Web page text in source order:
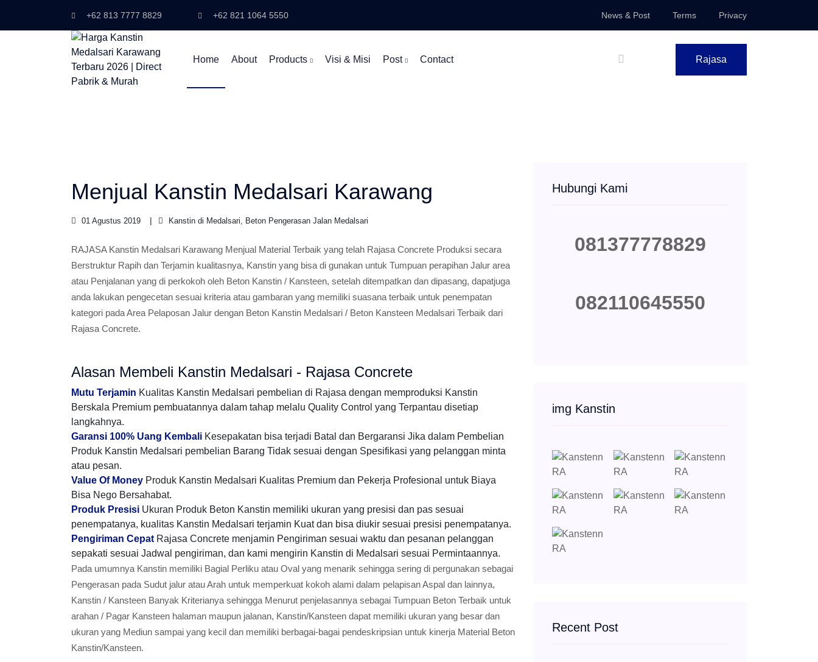
+62 813 7777 8829 +62 821 1064 5550 News & Post Terms Privacy
Home About Products Visi & Misi Post Contact Rajasa
Menjual Kanstin Medalsari Karawang
01 Agustus 2019 Kanstin di Medalsari, Beton Pengerasan Jalan Medalsari
RAJASA Kanstin Medalsari Karawang Menjual Material Terbaik yang telah Rajasa Concrete Produksi secara
Berstruktur Rapih dan Terjamin kualitasnya, Kanstin yang bisa di gunakan untuk Tumpuan perapihan Jalur area
atau Penjalanan yang di perkokoh oleh Beton Kanstin / Kansteen, setelah ditempatkan dan dipasang, dapatjuga
anda lakukan pengecetan sesuai kriteria atau gambaran yang memiliki suasana terbaik untuk penempatan
kategori pada Area Pelaposan Jalur dengan Beton Kanstin Medalsari / Beton Kansteen Medalsari Terbaik dari
Rajasa Concrete.
Alasan Membeli Kanstin Medalsari - Rajasa Concrete
Mutu Terjamin Kualitas Kanstin Medalsari pembelian di Rajasa dengan memproduksi Kanstin
Berskala Premium pembuatannya dalam tahap melalu Quality Control yang Terpantau disetiap
langkahnya.
Garansi 100% Uang Kembali Kesepakatan bisa terjadi Batal dan Bergaransi Jika dalam Pembelian
Produk Kanstin Medalsari pembelian Barang Tidak sesuai dengan Spesifikasi yang pelanggan minta
atau pesan.
Value Of Money Produk Kanstin Medalsari Kualitas Premium dan Pekerja Profesional untuk Biaya
Bisa Nego Bersahabat.
Produk Presisi Ukuran Produk Beton Kanstin memiliki ukuran yang presisi dan pas sesuai
penempatanya, kualitas Kanstin Medalsari terjamin Kuat dan bisa diukir sesuai presisi penempatanya.
Pengiriman Cepat Rajasa Concrete menjamin Pengiriman sesuai waktu dan pesanan pelanggan
sepakati sesuai Jadwal pengiriman, dan kami mengirin Kanstin di Medalsari sesuai Permintaannya.
Pada umumnya Kanstin memiliki Bagial Perliku atau Oval yang menarik sehingga sering di pergunakan sebagai
Pengerasan pada Sudut jalur atau Arah untuk memperkuat kokoh alami dalam pelapisan Aspal dan lainnya,
Kanstin / Kansteen Banyak Kriterianya sehingga Menurut penjelasannya sebagai Tumpuan Beton Terbaik untuk
arahan / Pagar Kansteen halaman maupun jalanan, Kanstin/Kansteen dapat memiliki ukuran yang besar dan
ukuran yang Mediun sampai yang kecil dan memiliki berbagai-bagai pendeskripsian untuk kinerja Material Beton
Kanstin/Kansteen.
Hubungi Kami
081377778829
082110645550
img Kanstin
Recent Post